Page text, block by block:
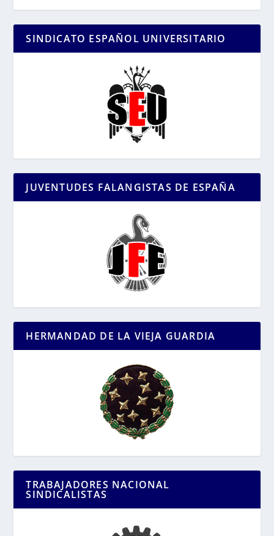
SINDICATO ESPAÑOL UNIVERSITARIO
JUVENTUDES FALANGISTAS DE ESPAÑA
HERMANDAD DE LA VIEJA GUARDIA
TRABAJADORES NACIONAL
SINDICALISTAS